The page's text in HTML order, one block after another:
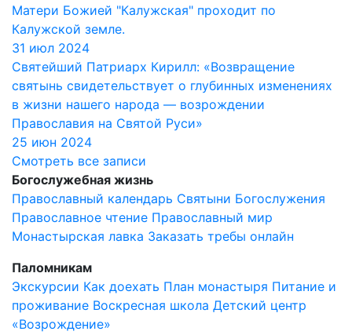
Матери Божией "Калужская" проходит по
Калужской земле.
31 июл 2024
Святейший Патриарх Кирилл: «Возвращение
святынь свидетельствует о глубинных изменениях
в жизни нашего народа — возрождении
Православия на Святой Руси»
25 июн 2024
Смотреть все записи
Богослужебная жизнь
Православный календарь Святыни Богослужения
Православное чтение Православный мир
Монастырская лавка Заказать требы онлайн
Паломникам
Экскурсии Как доехать План монастыря Питание и
проживание Воскресная школа Детский центр
«Возрождение»